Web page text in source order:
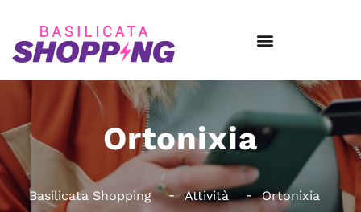
Ortonixia
Basilicata Shopping Attività Ortonixia